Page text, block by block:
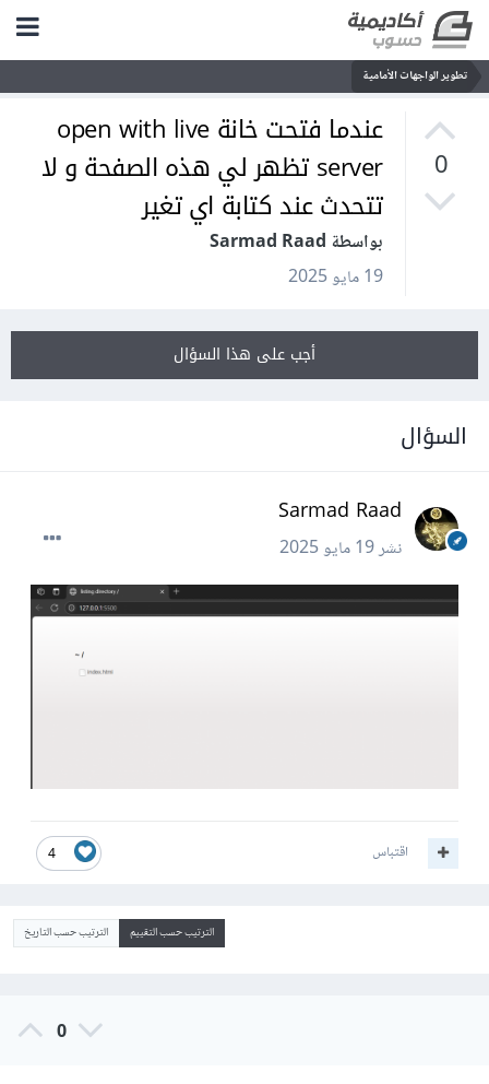
تطوير الواجهات الأمامية
0
عندما فتحت خانة open with live
server تظهر لي هذه الصفحة و لا
تتحدث عند كتابة اي تغير
بواسطة Sarmad Raad
19 مايو 2025
أجب على هذا السؤال
السؤال
Sarmad Raad
نشر19 مايو 2025
4 اقتباس
الترتيب حسب التقييم الترتيب حسب التاريخ
0